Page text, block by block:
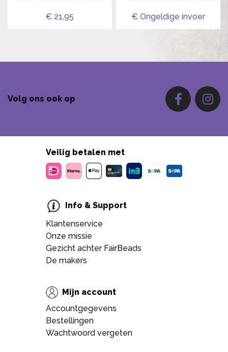
€ 21,95 € Ongeldige invoer
Volg ons ook op
Veilig betalen met
Info & Support
Klantenservice
Onze missie
Gezicht achter FairBeads
De makers
Mijn account
Accountgegevens
Bestellingen
Wachtwoord vergeten